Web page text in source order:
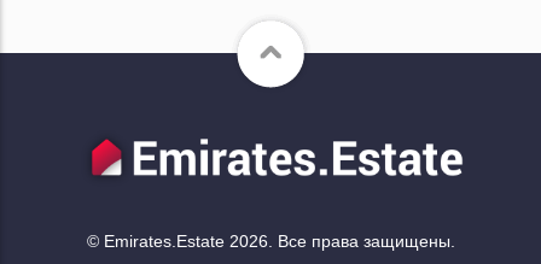
© Emirates.Estate 2026. Все права защищены.